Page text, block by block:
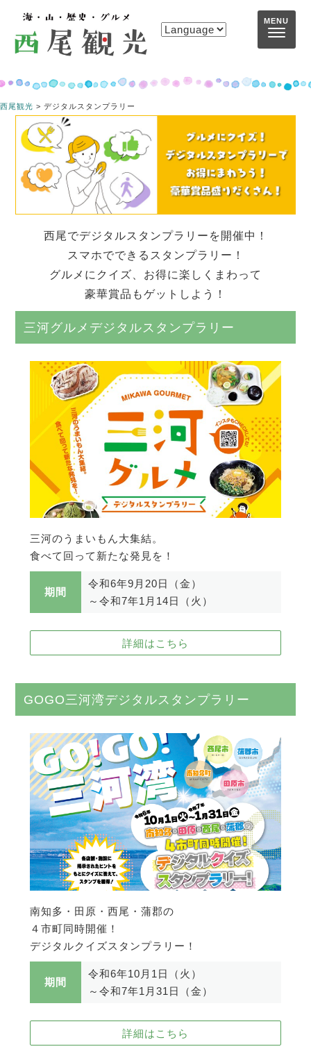
コンテンツへスキップ
西尾観光 > デジタルスタンプラリー
西尾でデジタルスタンプラリーを開催中！
スマホでできるスタンプラリー！
グルメにクイズ、お得に楽しくまわって
豪華賞品もゲットしよう！
三河グルメデジタルスタンプラリー
三河のうまいもん大集結。
食べて回って新たな発見を！
期間
令和6年9月20日（金）
～令和7年1月14日（火）
詳細はこちら
GOGO三河湾デジタルスタンプラリー
南知多・田原・西尾・蒲郡の
４市町同時開催！
デジタルクイズスタンプラリー！
期間
令和6年10月1日（火）
～令和7年1月31日（金）
詳細はこちら
MENU